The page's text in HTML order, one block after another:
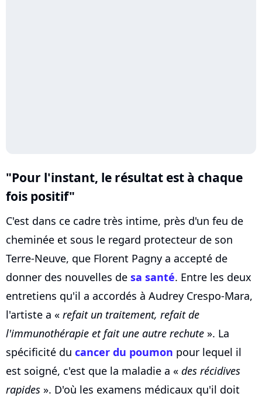
"Pour l'instant, le résultat est à chaque
fois positif"
C'est dans ce cadre très intime, près d'un feu de
cheminée et sous le regard protecteur de son
Terre-Neuve, que Florent Pagny a accepté de
donner des nouvelles de sa santé. Entre les deux
entretiens qu'il a accordés à Audrey Crespo-Mara,
l'artiste a « refait un traitement, refait de
l'immunothérapie et fait une autre rechute ». La
spécificité du cancer du poumon pour lequel il
est soigné, c'est que la maladie a « des récidives
rapides ». D'où les examens médicaux qu'il doit